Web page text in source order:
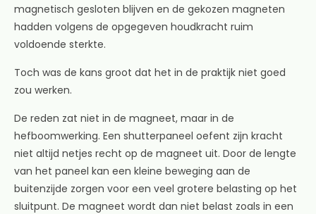
magnetisch gesloten blijven en de gekozen magneten
hadden volgens de opgegeven houdkracht ruim
voldoende sterkte.
Toch was de kans groot dat het in de praktijk niet goed
zou werken.
De reden zat niet in de magneet, maar in de
hefboomwerking. Een shutterpaneel oefent zijn kracht
niet altijd netjes recht op de magneet uit. Door de lengte
van het paneel kan een kleine beweging aan de
buitenzijde zorgen voor een veel grotere belasting op het
sluitpunt. De magneet wordt dan niet belast zoals in een